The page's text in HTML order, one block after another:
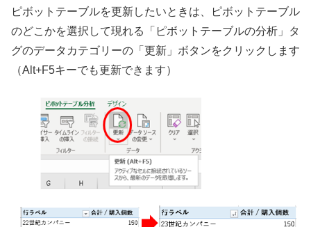
ピボットテーブルを更新したいときは、ピボットテーブル
のどこかを選択して現れる「ピボットテーブルの分析」タ
グのデータカテゴリーの「更新」ボタンをクリックします
（Alt+F5キーでも更新できます）